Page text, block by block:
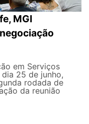
MGI
em Serviços
25 de junho,
rodada de
da reunião